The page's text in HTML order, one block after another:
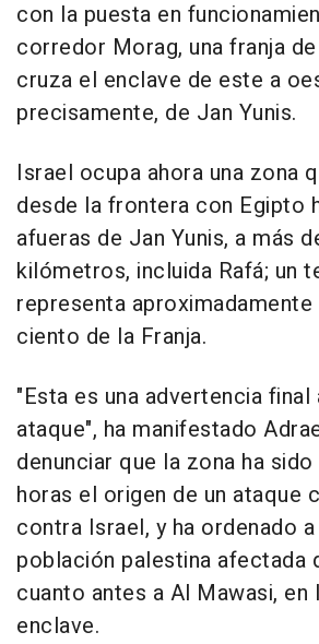
con la puesta en
corredor Morag, una franja
cruza el enclave de este a
precisamente, de Jan Yunis.
Israel ocupa ahora una zona
desde la frontera con Egipto
afueras de Jan Yunis, a más
kilómetros, incluida Rafá; un
representa
ciento de la Franja.
"Esta es una advertencia final
ataque", ha manifestado
denunciar que la zona ha
horas el origen de un ataque
contra Israel, y ha ordenado
población palestina afectada
cuanto antes a Al Mawasi, en
enclave.